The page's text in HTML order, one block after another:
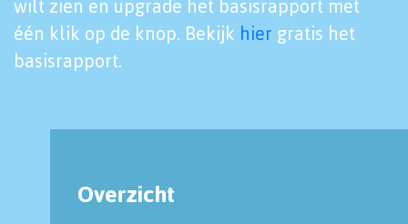
wilt zien en upgrade het basisrapport met
één klik op de knop. Bekijk hier gratis het
basisrapport.
Overzicht